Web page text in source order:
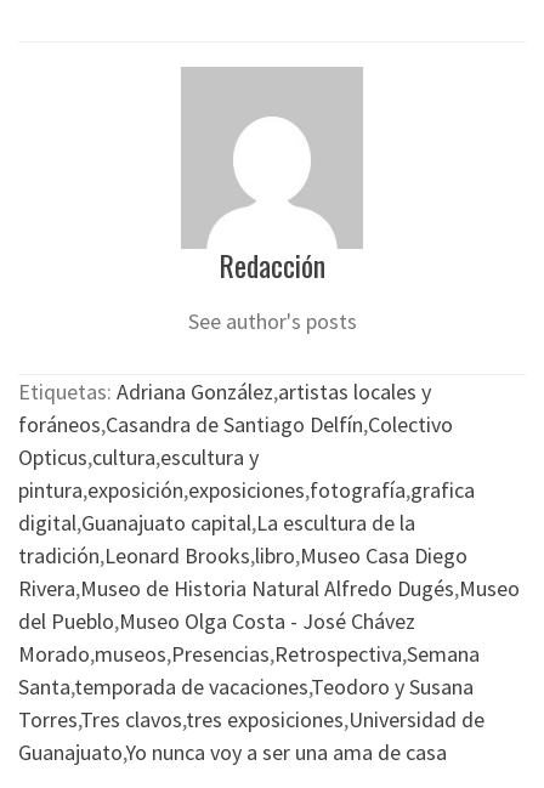
Redacción
See author's posts
Etiquetas: Adriana González,artistas locales y
foráneos,Casandra de Santiago Delfín,Colectivo
Opticus,cultura,escultura y
pintura,exposición,exposiciones,fotografía,grafica
digital,Guanajuato capital,La escultura de la
tradición,Leonard Brooks,libro,Museo Casa Diego
Rivera,Museo de Historia Natural Alfredo Dugés,Museo
del Pueblo,Museo Olga Costa - José Chávez
Morado,museos,Presencias,Retrospectiva,Semana
Santa,temporada de vacaciones,Teodoro y Susana
Torres,Tres clavos,tres exposiciones,Universidad de
Guanajuato,Yo nunca voy a ser una ama de casa